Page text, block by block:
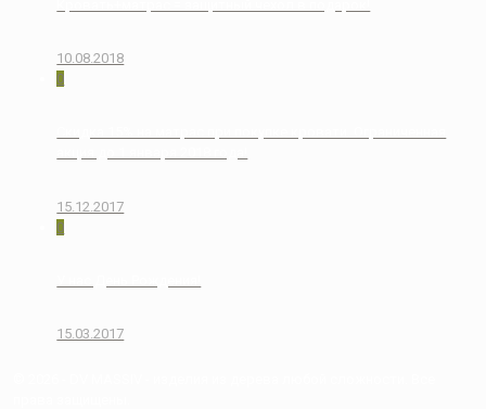
10.08.2018
0
15.12.2017
0
15.03.2017